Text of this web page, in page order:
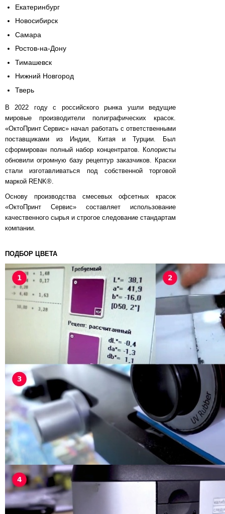
Екатеринбург
Новосибирск
Самара
Ростов-на-Дону
Тимашевск
Нижний Новгород
Тверь
В 2022 году с российского рынка ушли ведущие
мировые производители полиграфических красок.
«ОктоПринт Сервис» начал работать с ответственными
поставщиками из Индии, Китая и Турции. Был
сформирован полный набор концентратов. Колористы
обновили огромную базу рецептур заказчиков. Краски
стали изготавливаться под собственной торговой
маркой RENK®.
Основу производства смесевых офсетных красок
«ОктоПринт Сервис» составляет использование
качественного сырья и строгое следование стандартам
компании.
ПОДБОР ЦВЕТА